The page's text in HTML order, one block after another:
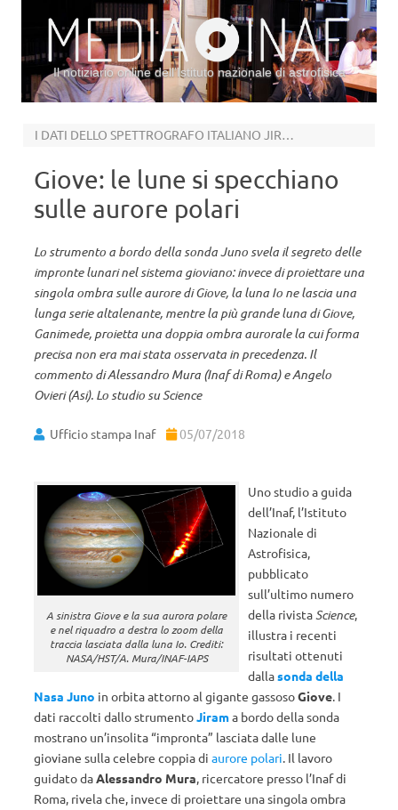
Il notiziario online dell’Istituto nazionale di astrofisica
I DATI DELLO SPETTROGRAFO ITALIANO JIRAM
Giove: le lune si specchiano
sulle aurore polari
Lo strumento a bordo della sonda Juno svela il segreto delle
impronte lunari nel sistema gioviano: invece di proiettare una
singola ombra sulle aurore di Giove, la luna Io ne lascia una
lunga serie altalenante, mentre la più grande luna di Giove,
Ganimede, proietta una doppia ombra aurorale la cui forma
precisa non era mai stata osservata in precedenza. Il
commento di Alessandro Mura (Inaf di Roma) e Angelo
Ovieri (Asi). Lo studio su Science
Ufficio stampa Inaf 05/07/2018
A sinistra Giove e la sua aurora polare
e nel riquadro a destra lo zoom della
traccia lasciata dalla luna Io. Crediti:
NASA/HST/A. Mura/INAF-IAPS
Uno studio a guida
dell’Inaf, l’Istituto
Nazionale di
Astrofisica,
pubblicato
sull’ultimo numero
della rivistaScience,
illustra i recenti
risultati ottenuti
dallasonda della
Nasa Juno in orbita attorno al gigante gassosoGiove. I
dati raccolti dallo strumentoJirama bordo della sonda
mostrano un’insolita “impronta” lasciata dalle lune
gioviane sulla celebre coppia di aurore polari. Il lavoro
guidato daAlessandro Mura, ricercatore presso l’Inaf di
Roma, rivela che, invece di proiettare una singola ombra